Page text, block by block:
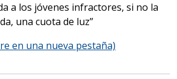
a los jóvenes infractores, si no la
una cuota de luz”
en una nueva pestaña)